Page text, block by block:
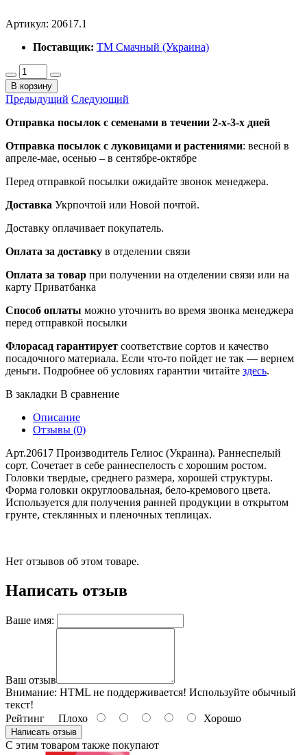
Артикул: 20617.1
Поставщик: ТМ Смачный (Украина)
В корзину
Предыдущий Следующий
Отправка посылок с семенами в течении 2-х-3-х дней
Отправка посылок с луковицами и растениями: весной в
апреле-мае, осенью – в сентябре-октябре
Перед отправкой посылки ожидайте звонок менеджера.
Доставка Укрпочтой или Новой почтой.
Доставку оплачивает покупатель.
Оплата за доставку в отделении связи
Оплата за товар при получении на отделении связи или на
карту Приватбанка
Способ оплаты можно уточнить во время звонка менеджера
перед отправкой посылки
Флорасад гарантирует соответствие сортов и качество
посадочного материала. Если что-то пойдет не так — вернем
деньги. Подробнее об условиях гарантии читайте здесь.
В закладки В сравнение
Описание
Отзывы (0)
Арт.20617 Производитель Гелиос (Украина). Раннеспелый
сорт. Сочетает в себе раннеспелость с хорошим ростом.
Головки твердые, среднего размера, хорошей структуры.
Форма головки округлоовальная, бело-кремового цвета.
Используется для получения ранней продукции в открытом
грунте, стеклянных и пленочных теплицах.
Нет отзывов об этом товаре.
Написать отзыв
Ваше имя:
Ваш отзыв
Внимание: HTML не поддерживается! Используйте обычный
текст!
Рейтинг Плохо Хорошо
Написать отзыв
С этим товаром также покупают